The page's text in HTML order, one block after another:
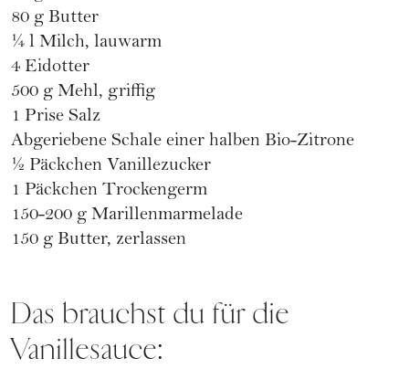
80 g Butter
¼ l Milch, lauwarm
4 Eidotter
500 g Mehl, griffig
1 Prise Salz
Abgeriebene Schale einer halben Bio-Zitrone
½ Päckchen Vanillezucker
1 Päckchen Trockengerm
150-200 g Marillenmarmelade
150 g Butter, zerlassen
Das brauchst du für die
Vanillesauce: